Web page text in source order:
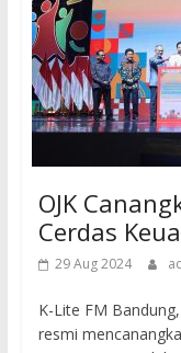
OJK
Cerdas
29 Aug 2024
K-Lite FM
resmi